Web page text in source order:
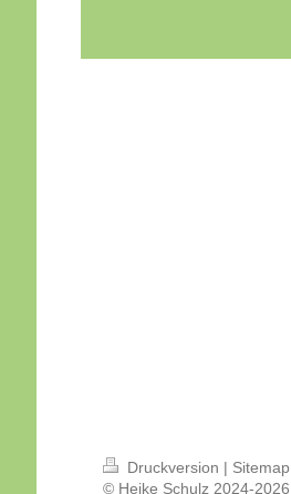
Druckversion | Sitemap
© Heike Schulz 2024-2026